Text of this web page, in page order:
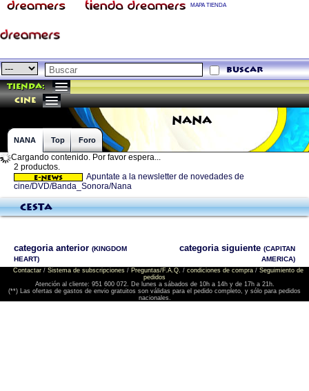
MAPA TIENDA
buscar
Tienda:
cine
NANA
NANA Top Foro
Cargando contenido. Por favor espera...
2 productos.
Apuntate a la newsletter de novedades de
cine/DVD/Banda_Sonora/Nana
Cesta
categoria anterior (KINGDOM
HEART)
categoria siguiente (CAPITAN
AMERICA)
Contactar/ Sistema de subscripciones/ Preguntas/F.A.Q. / condiciones de compra/ Seguimiento de
pedidos
Atención al cliente: 951 600 072. De lunes a sábados de 10h a 14h y de 17h a 21h.
(**) Las ofertas de gastos de envio gratuitos son válidas para el pedido completo, y sólo para pedidos
nacionales.